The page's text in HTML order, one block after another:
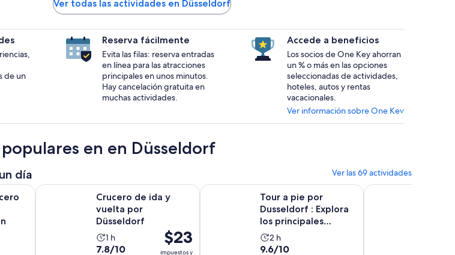
Ver todas las actividades en Düsseldorf
de un
Reserva fácilmente
Evita las filas: reserva entradas
en línea para las atracciones
principales en unos minutos.
Hay cancelación gratuita en
muchas actividades.
Accede a beneficios
Los socios de One Key ahorran
un % o más en las opciones
seleccionadas de actividades,
hoteles, autos y rentas
vacacionales.
Ver información sobre One Key
en en Düsseldorf
día Ver las 69 actividades
la ciudad por el Rin Se abrirá en una nueva pestaña
Crucero de ida y
vuelta por
Düsseldorf
La
actividad
1 h
7.8
7.8/10
El
precio
$23
impuestos y
Crucero de ida y vuelta por DüsseldorfSe abrirá en una nueva pestaña
Tour a pie por
Dusseldorf : Explora
los principales
lugares de interés y
jo...
La
actividad
2 h
9.6
9.6/10
Tour a pie por Dusseldorf : Explora los principales lugares
Düsseldorf: